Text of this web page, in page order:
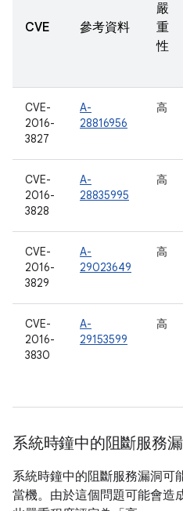
CVE 參考資料
嚴
重
性
CVE-
2016-
3827
A-
28816956
高
CVE-
2016-
3828
A-
28835995
高
CVE-
2016-
3829
A-
29023649
高
CVE-
2016-
3830
A-
29153599
高
系統時鐘中的阻斷服務
系統時鐘中的阻斷服務漏洞可
當機。由於這個問題可能會造